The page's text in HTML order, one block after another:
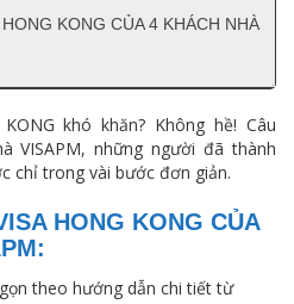
KONG CỦA 4 KHÁCH NHÀ
khó khăn? Không hề! Câu
VISAPM, những người đã thành
chỉ trong vài bước đơn giản.
HONG KONG CỦA
theo hướng dẫn chi tiết từ